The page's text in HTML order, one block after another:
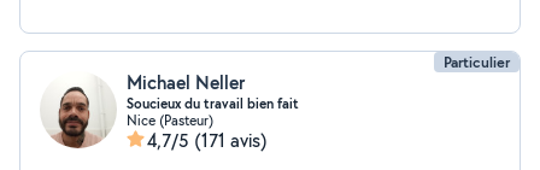
Particulier
Michael Neller
Soucieux du travail bien fait
Nice (Pasteur)
4,7/5 (171 avis)